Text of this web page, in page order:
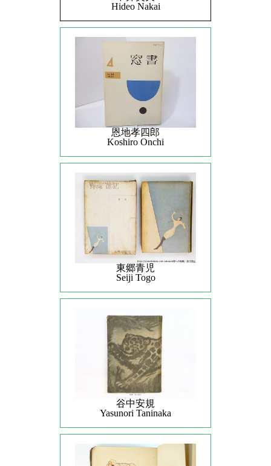
Hideo Nakai
恩地孝四郎
Koshiro Onchi
東郷青児
Seiji Togo
谷中安規
Yasunori Taninaka